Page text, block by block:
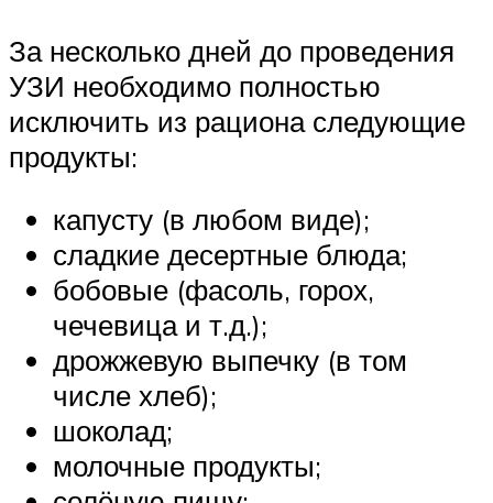
За несколько дней до проведения
УЗИ необходимо полностью
исключить из рациона следующие
продукты:
капусту (в любом виде);
сладкие десертные блюда;
бобовые (фасоль, горох,
чечевица и т.д.);
дрожжевую выпечку (в том
числе хлеб);
шоколад;
молочные продукты;